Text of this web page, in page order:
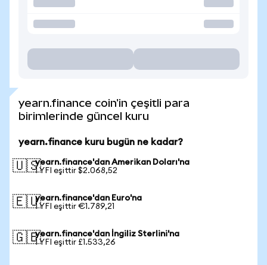
yearn.finance coin'in çeşitli para
birimlerinde güncel kuru
yearn.finance kuru bugün ne kadar?
🇺🇸yearn.finance'dan Amerikan Doları'na
1 YFI eşittir $2.068,52
🇪🇺yearn.finance'dan Euro'na
1 YFI eşittir €1.789,21
🇬🇧yearn.finance'dan İngiliz Sterlini'na
1 YFI eşittir £1.533,26